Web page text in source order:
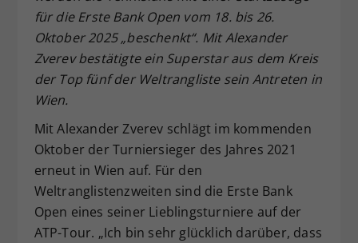
für die Erste Bank Open vom 18. bis 26.
Oktober 2025 „beschenkt“. Mit Alexander
Zverev bestätigte ein Superstar aus dem Kreis
der Top fünf der Weltrangliste sein Antreten in
Wien.
Mit Alexander Zverev schlägt im kommenden
Oktober der Turniersieger des Jahres 2021
erneut in Wien auf. Für den
Weltranglistenzweiten sind die Erste Bank
Open eines seiner Lieblingsturniere auf der
ATP-Tour. „Ich bin sehr glücklich darüber, dass
Zweck
Dieser Wert speichert Ihre Consent-
Einstellungen. Unter anderem eine
zufällig generierte ID, für die
historische Speicherung Ihrer
vorgenommen Einstellungen, falls der
hat.